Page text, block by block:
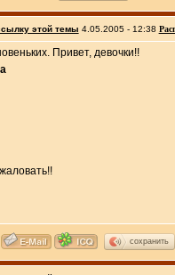
этой темы 4.05.2005 - 12:38
Привет, девочки!!
сохранить